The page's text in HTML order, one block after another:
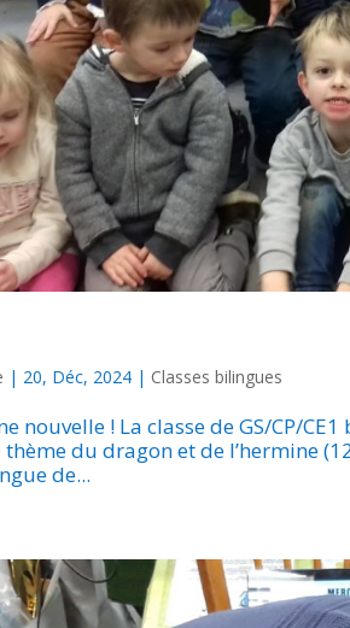
| 20, Déc, 2024 | Classes bilingues
nouvelle ! La classe de GS/CP/
du dragon et de l’hermine
de...